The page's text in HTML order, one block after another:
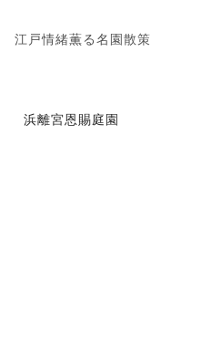
江戸情緒薫る名園散策
浜離宮恩賜庭園